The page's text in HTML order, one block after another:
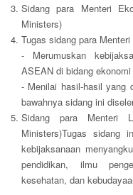
Sidang para Menteri
Ministers)
Tugas sidang para
- Merumuskan
ASEAN di bidang ekonomi
- Menilai hasil-hasil yang
bawahnya sidang ini
Sidang para Menteri
Ministers)Tugas sidang
kebijaksanaan
pendidikan, ilmu
kesehatan, dan